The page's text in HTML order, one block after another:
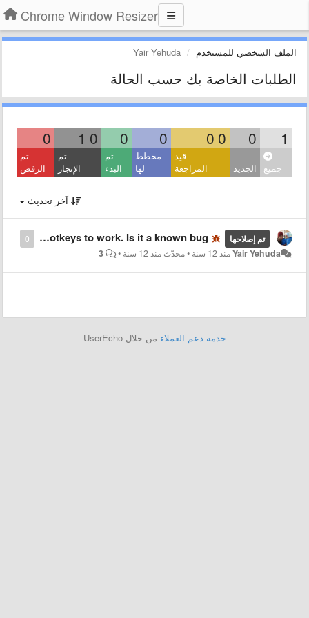
Chrome Window Resizer
الملف الشخصي للمستخدم Yair Yehuda
الطلبات الخاصة بك حسب الحالة
1
0
0
0
0
0
0
1
0
جميع الجديد
قيد
المراجعة
مخطط
لها
تم
البدء
تم
الإنجاز
تم
الرفض
آخر تحديث
0 تم إصلاحها I can't make the numeric hotkeys to work. Is it a known bug?
Yair Yehudaمنذ 12 سنة •محدّثمنذ 12 سنة •
3
خدمة دعم العملاء من خلال UserEcho